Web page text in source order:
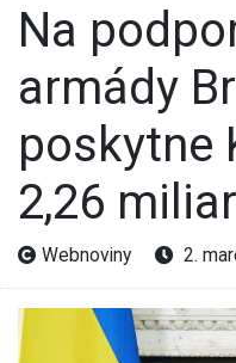
Na podporu ukrajinskej
armády
poskytne
2,26
Webnoviny 2.